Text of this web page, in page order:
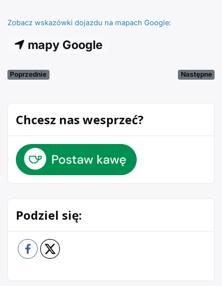
Zobacz wskazówki dojazdu na mapach Google:
mapy Google
Poprzednie Następne
Chcesz nas wesprzeć?
Podziel się: